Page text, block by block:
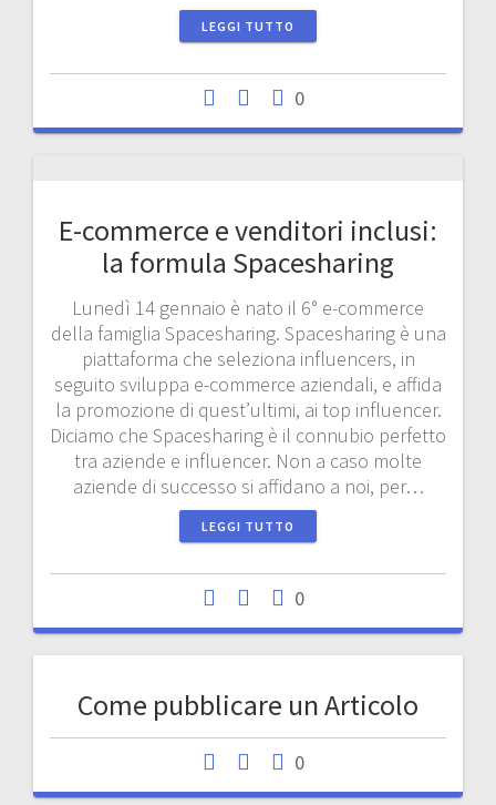
LEGGI TUTTO
0
E-commerce e venditori inclusi:
la formula Spacesharing
Lunedì 14 gennaio è nato il 6° e-commerce
della famiglia Spacesharing. Spacesharing è una
piattaforma che seleziona influencers, in
seguito sviluppa e-commerce aziendali, e affida
la promozione di quest’ultimi, ai top influencer.
Diciamo che Spacesharing è il connubio perfetto
tra aziende e influencer. Non a caso molte
aziende di successo si affidano a noi, per…
LEGGI TUTTO
0
Come pubblicare un Articolo
0